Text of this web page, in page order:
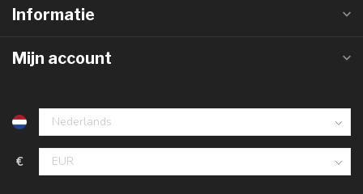
Informatie
Mijn account
€